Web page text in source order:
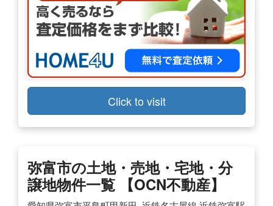
Click to visit
弥富市の土地・売地・宅地・分
譲地物件一覧 【OCN不動産】